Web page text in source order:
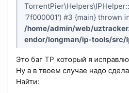
'7f000001') #3 {main} thrown
/home/admin/web/
endor/longman/ip-tools/src/
Это баг TP который я
Ну а в твоем случае надо
Найти: